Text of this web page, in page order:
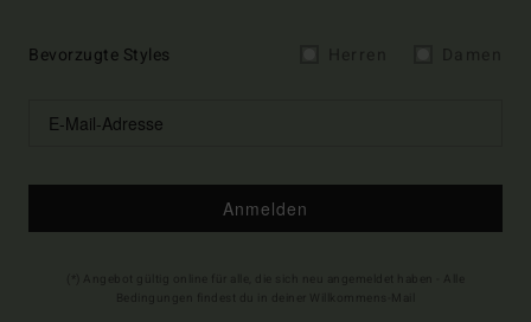
Bevorzugte Styles
Anmelden